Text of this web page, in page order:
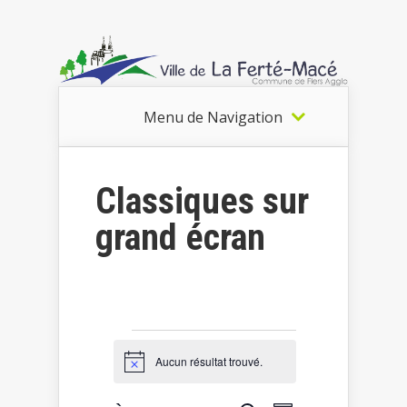
Menu de Navigation
Classiques sur
grand écran
Évènements
Notice Aucun résultat trouvé.